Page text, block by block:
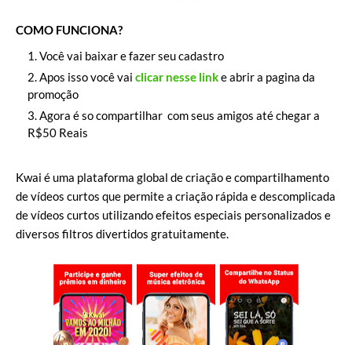
COMO FUNCIONA?
Você vai baixar e fazer seu cadastro
Apos isso você vai clicar nesse linke abrir a pagina da
promoção
Agora é so compartilhar com seus amigos até chegar a
R$50 Reais
Kwai é uma plataforma global de criação e compartilhamento
de vídeos curtos que permite a criação rápida e descomplicada
de vídeos curtos utilizando efeitos especiais personalizados e
diversos filtros divertidos gratuitamente.